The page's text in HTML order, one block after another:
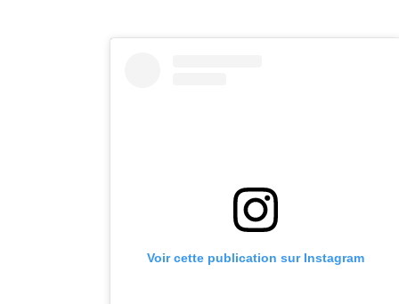
Voir cette publication sur Instagram